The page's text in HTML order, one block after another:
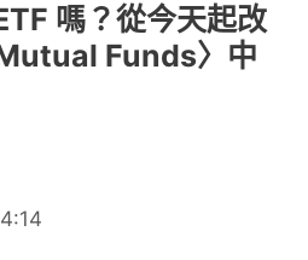
嗎？從今天起改
Funds〉中